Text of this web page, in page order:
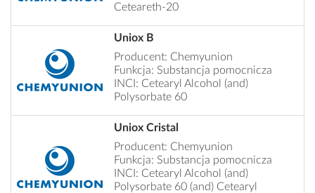
Ceteareth-20
Uniox B
Producent: Chemyunion
Funkcja: Substancja pomocnicza
INCI: Cetearyl Alcohol (and)
Polysorbate 60
Uniox Cristal
Producent: Chemyunion
Funkcja: Substancja pomocnicza
INCI: Cetearyl Alcohol (and)
Polysorbate 60 (and) Cetearyl